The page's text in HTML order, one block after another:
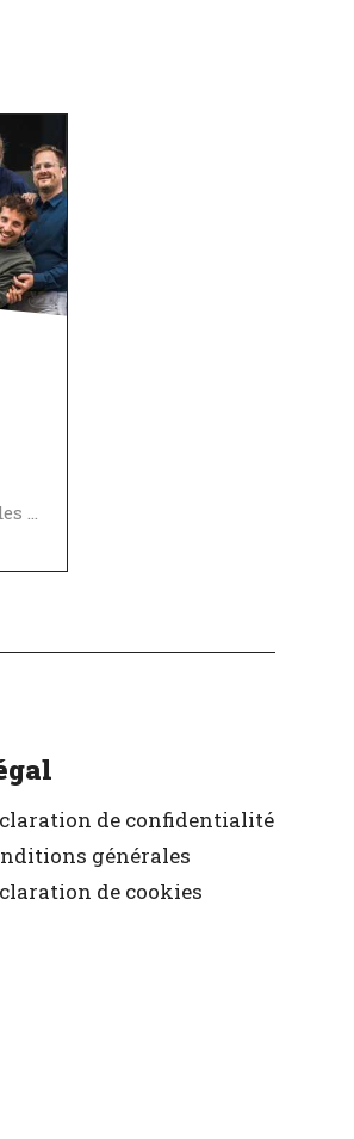
Égalité des chances et des avantages
de confidentialité
générales
de cookies